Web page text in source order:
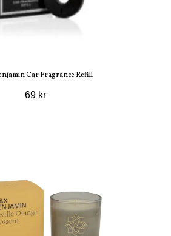
Car Fragrance Refill
69 kr